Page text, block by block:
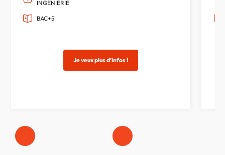
INGÉNIERIE
BAC+5
Je veux plus d’infos !